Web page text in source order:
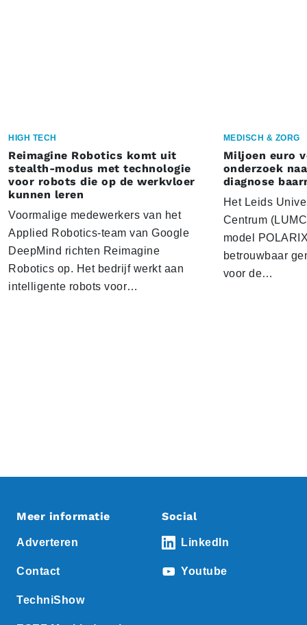
HIGH TECH
Reimagine Robotics komt uit
stealth-modus met technologie
voor robots die op de werkvloer
kunnen leren
Voormalige medewerkers van het
Applied Robotics-team van Google
DeepMind richten Reimagine
Robotics op. Het bedrijf werkt aan
intelligente robots voor…
MEDISCH & ZORG
Miljoen euro
onderzoek
diagnose
Het Leids
Centrum
model
betrouwbaar
voor de…
Meer informatie
Adverteren
Contact
TechniShow
Social
LinkedIn
Youtube